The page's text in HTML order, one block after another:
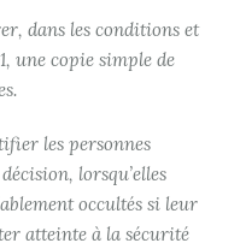
dans les conditions et
une copie simple de
les personnes
lorsqu’elles
occultés si leur
atteinte à la sécurité